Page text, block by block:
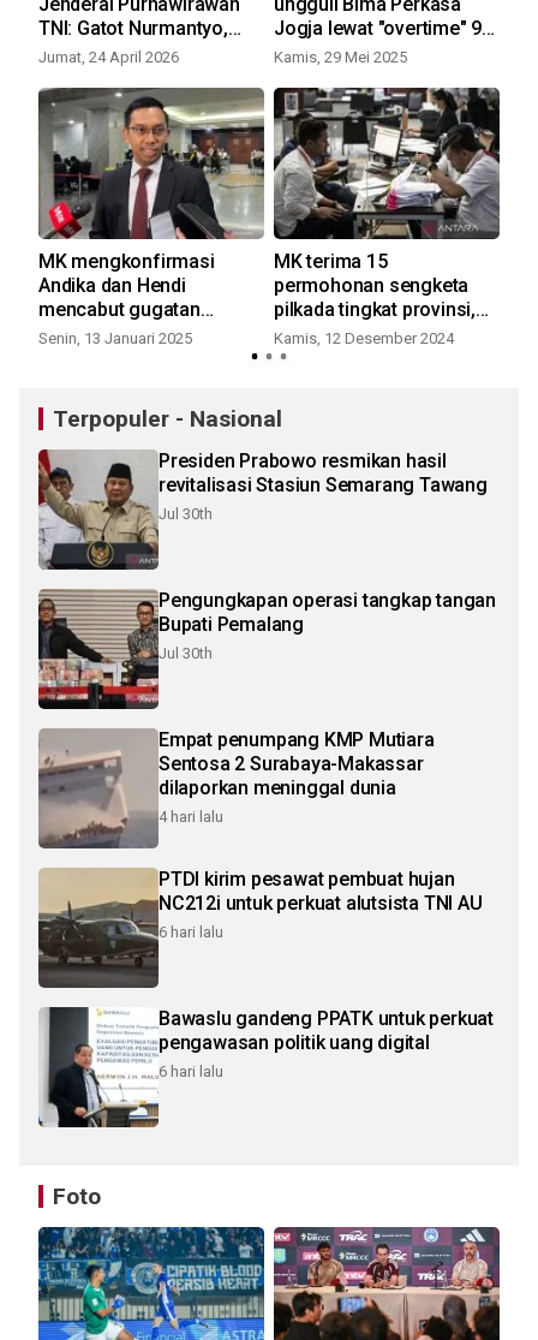
Jenderal Purnawirawan
TNI: Gatot Nurmantyo,
Dudung hingga Wiranto
Jumat, 24 April 2026
ungguli Bima Perkasa
Jogja lewat "overtime" 93-
90
Kamis, 29 Mei 2025
MK mengkonfirmasi
Andika dan Hendi
mencabut gugatan
sengketa Pilkada Jateng
Senin, 13 Januari 2025
MK terima 15
permohonan sengketa
pilkada tingkat provinsi,
tidak ada Jakarta dan
Banten
Kamis, 12 Desember 2024
Terpopuler - Nasional
Presiden Prabowo resmikan hasil
revitalisasi Stasiun Semarang Tawang
Jul 30th
Pengungkapan operasi tangkap tangan
Bupati Pemalang
Jul 30th
Empat penumpang KMP Mutiara
Sentosa 2 Surabaya-Makassar
dilaporkan meninggal dunia
4 hari lalu
PTDI kirim pesawat pembuat hujan
NC212i untuk perkuat alutsista TNI AU
6 hari lalu
Bawaslu gandeng PPATK untuk perkuat
pengawasan politik uang digital
6 hari lalu
Foto